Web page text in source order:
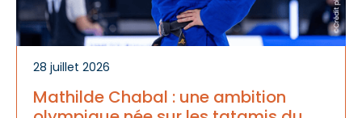
28 juillet 2026
Mathilde Chabal : une ambition